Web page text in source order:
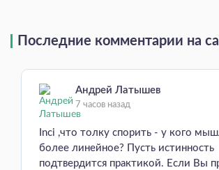
Последние комментарии на
Андрей Латышев
7 часов назад
Inci ,что толку спорить - у кого
более линейное? Пусть истинность
подтвердится практикой. Если Вы